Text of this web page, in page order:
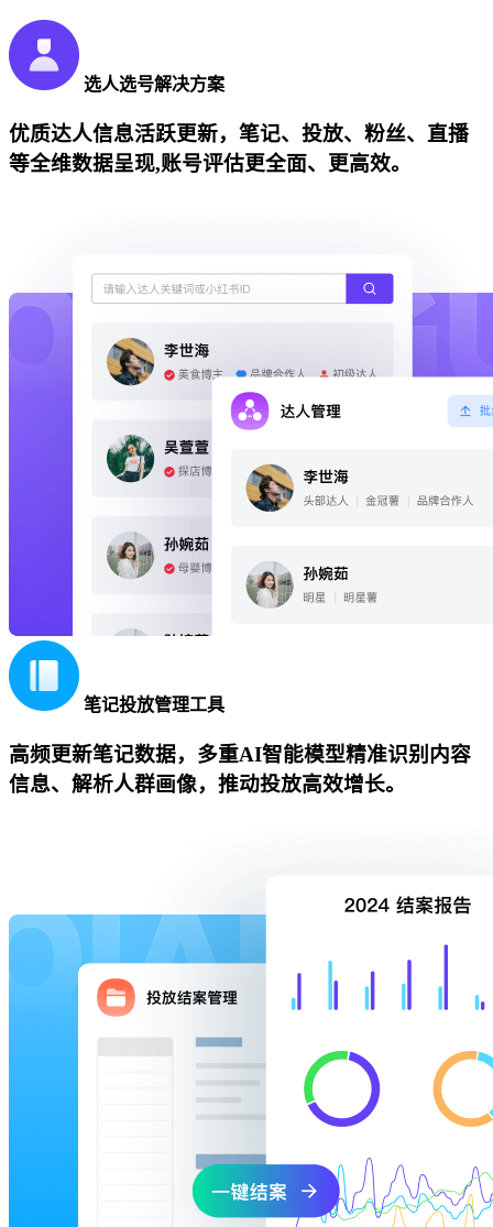
选人选号解决方案
优质达人信息活跃更新，笔记、投放、粉丝、直播
等全维数据呈现,账号评估更全面、更高效。
笔记投放管理工具
高频更新笔记数据，多重AI智能模型精准识别内容
信息、解析人群画像，推动投放高效增长。